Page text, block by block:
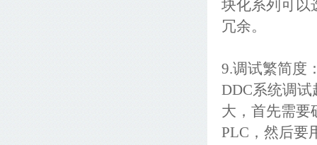
块化系列可以
冗余。
9.调试繁简度
DDC系统调
大，首先需要
PLC，然后要